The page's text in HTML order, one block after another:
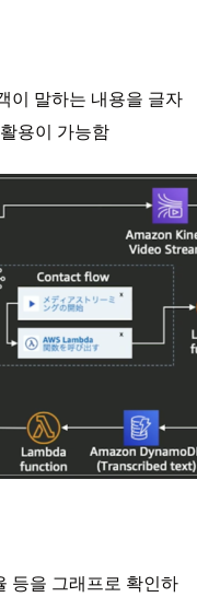
이 말하는 내용을 글자
용이 가능함
등을 그래프로 확인하